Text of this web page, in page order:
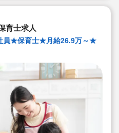
育士求人
員★保育士★月給26.9万～★